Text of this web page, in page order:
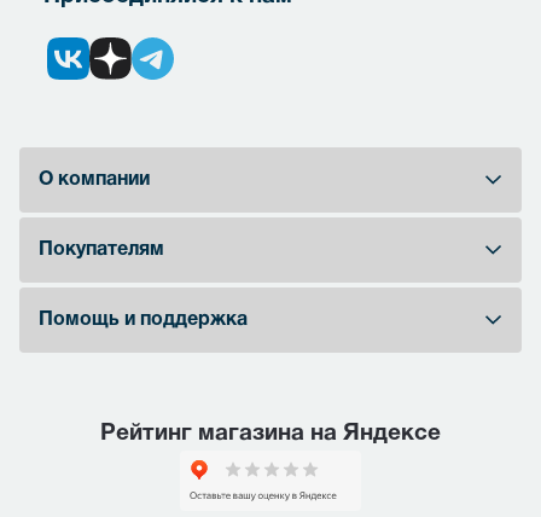
О компании
Покупателям
Помощь и поддержка
Рейтинг магазина на Яндексе